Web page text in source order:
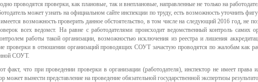
проводятся проверки, как плановые, так и внеплановые, направленные не только на
может узнать на официальном сайте инспекции по труду, есть возможность уточнить
возможность проверить данное обстоятельство, в том числе на следующий 2016 год, не
всех ведомст. На равне с работодателями происходит ведомственный контроль
работы такой организации, возможностью исключения из реестра и лишения
проверки в отношении организаций проводящих СОУТ зачастую проводятся по жалобам как
СОУТ.
факт, что при проведении проверки в организации (работодателя), инспектор не имеет права
вынести представление на проведение обязательной государственной экспертизы